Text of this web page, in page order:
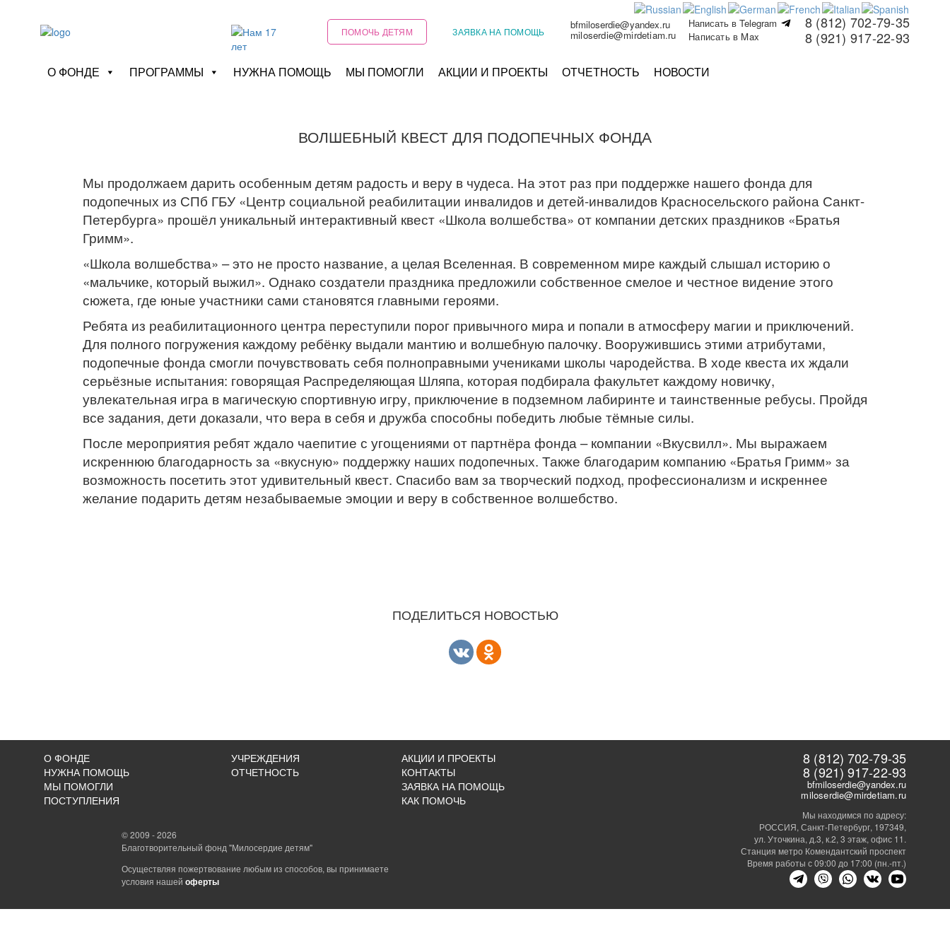
ПОМОЧЬ ДЕТЯМ ЗАЯВКА НА ПОМОЩЬ bfmiloserdie@yandex.ru
miloserdie@mirdetiam.ru
Написать в Telegram
Написать в Max
8 (812) 702-79-35
8 (921) 917-22-93
О ФОНДЕ ПРОГРАММЫ НУЖНА ПОМОЩЬ МЫ ПОМОГЛИ АКЦИИ И ПРОЕКТЫ ОТЧЕТНОСТЬ НОВОСТИ
ВОЛШЕБНЫЙ КВЕСТ ДЛЯ ПОДОПЕЧНЫХ ФОНДА
Мы продолжаем дарить особенным детям радость и веру в чудеса. На этот раз при поддержке нашего фонда для
подопечных из СПб ГБУ «Центр социальной реабилитации инвалидов и детей-инвалидов Красносельского района Санкт-
Петербурга» прошёл уникальный интерактивный квест «Школа волшебства» от компании детских праздников «Братья
Гримм».
«Школа волшебства» – это не просто название, а целая Вселенная. В современном мире каждый слышал историю о
«мальчике, который выжил». Однако создатели праздника предложили собственное смелое и честное видение этого
сюжета, где юные участники сами становятся главными героями.
Ребята из реабилитационного центра переступили порог привычного мира и попали в атмосферу магии и приключений.
Для полного погружения каждому ребёнку выдали мантию и волшебную палочку. Вооружившись этими атрибутами,
подопечные фонда смогли почувствовать себя полноправными учениками школы чародейства. В ходе квеста их ждали
серьёзные испытания: говорящая Распределяющая Шляпа, которая подбирала факультет каждому новичку,
увлекательная игра в магическую спортивную игру, приключение в подземном лабиринте и таинственные ребусы. Пройдя
все задания, дети доказали, что вера в себя и дружба способны победить любые тёмные силы.
После мероприятия ребят ждало чаепитие с угощениями от партнёра фонда – компании «Вкусвилл». Мы выражаем
искреннюю благодарность за «вкусную» поддержку наших подопечных. Также благодарим компанию «Братья Гримм» за
возможность посетить этот удивительный квест. Спасибо вам за творческий подход, профессионализм и искреннее
желание подарить детям незабываемые эмоции и веру в собственное волшебство.
ПОДЕЛИТЬСЯ НОВОСТЬЮ
О ФОНДЕ
НУЖНА ПОМОЩЬ
МЫ ПОМОГЛИ
ПОСТУПЛЕНИЯ
УЧРЕЖДЕНИЯ
ОТЧЕТНОСТЬ
АКЦИИ И ПРОЕКТЫ
КОНТАКТЫ
ЗАЯВКА НА ПОМОЩЬ
КАК ПОМОЧЬ
© 2009 - 2026
Благотворительный фонд "Милосердие детям"
Осуществляя пожертвование любым из способов, вы принимаете
условия нашей оферты
8 (812) 702-79-35
8 (921) 917-22-93
bfmiloserdie@yandex.ru
miloserdie@mirdetiam.ru
Мы находимся по адресу:
РОССИЯ, Санкт-Петербург, 197349,
ул. Уточкина, д.3, к.2, 3 этаж, офис 11.
Станция метро Комендантский проспект
Время работы с 09:00 до 17:00 (пн.-пт.)